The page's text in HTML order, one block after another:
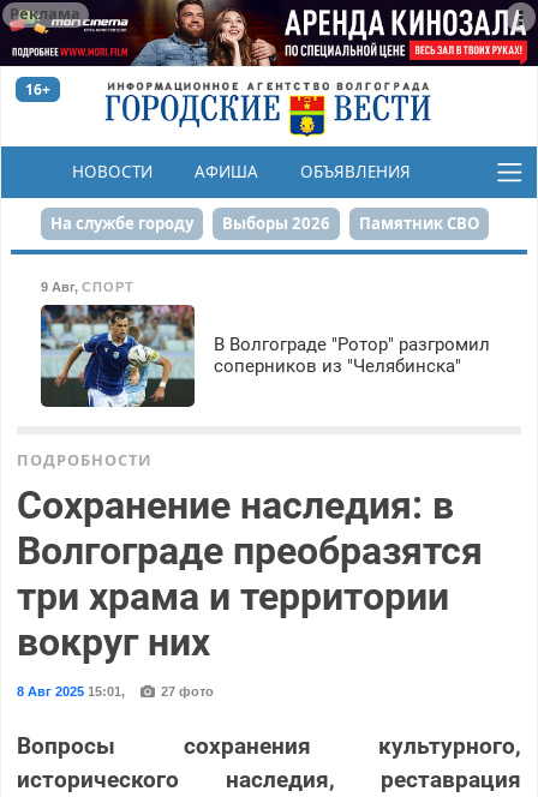
Реклама
16+
НОВОСТИ АФИША ОБЪЯВЛЕНИЯ
КОНКУРСЫ
На службе городу Выборы 2026 Памятник СВО
Набережная День Победы
80-летие Победы Парк Героев-летчиков
9 Авг, СПОРТ
В Волгограде "Ротор" разгромил
соперников из "Челябинска"
ПОДРОБНОСТИ
Сохранение наследия: в
Волгограде преобразятся
три храма и территории
вокруг них
8 Авг 202515:01, 27 фото
Вопросы сохранения культурного,
исторического наследия, реставрация